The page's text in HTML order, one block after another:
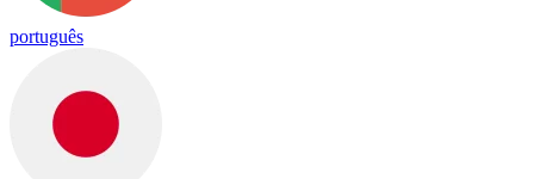
português